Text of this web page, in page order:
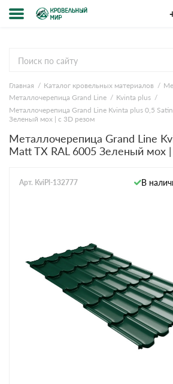
компании
и оплата
ответы
Главная Каталог кровельных материалов
Металлочерепица Grand Line
Kvinta plus
Металлочерепица Grand Line Kvinta plus 0,5
Зеленый мох | с 3D резом
Металлочерепица Grand Line
Matt TX RAL 6005 Зеленый мох
Арт. KviPl-132777 В